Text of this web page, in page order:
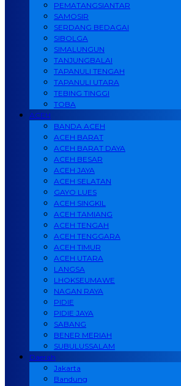
PEMATANGSIANTAR
SAMOSIR
SERDANG BEDAGAI
SIBOLGA
SIMALUNGUN
TANJUNGBALAI
TAPANULI TENGAH
TAPANULI UTARA
TEBING TINGGI
TOBA
ACEH
BANDA ACEH
ACEH BARAT
ACEH BARAT DAYA
ACEH BESAR
ACEH JAYA
ACEH SELATAN
GAYO LUES
ACEH SINGKIL
ACEH TAMIANG
ACEH TENGAH
ACEH TENGGARA
ACEH TIMUR
ACEH UTARA
LANGSA
LHOKSEUMAWE
NAGAN RAYA
PIDIE
PIDIE JAYA
SABANG
BENER MERIAH
SUBULUSSALAM
Daerah
Jakarta
Bandung